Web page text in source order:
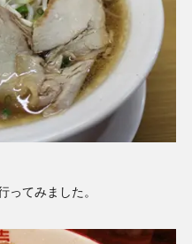
ってみました。